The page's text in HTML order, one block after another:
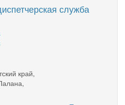
служба
край,